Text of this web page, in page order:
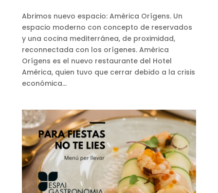
Abrimos nuevo espacio: Amèrica Orígens. Un
espacio moderno con concepto de reservados
y una cocina mediterránea, de proximidad,
reconnectada con los orígenes. Amèrica
Orígens es el nuevo restaurante del Hotel
América, quien tuvo que cerrar debido a la crisis
económica...